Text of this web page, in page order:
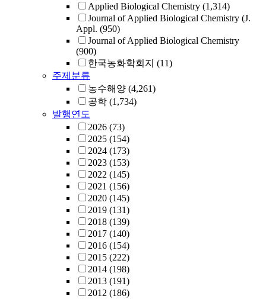
Applied Biological Chemistry (1,314)
Journal of Applied Biological Chemistry (J.
Appl. (950)
Journal of Applied Biological Chemistry
(900)
한국농화학회지 (11)
주제분류
농수해양 (4,261)
공학 (1,734)
발행연도
2026 (73)
2025 (154)
2024 (173)
2023 (153)
2022 (145)
2021 (156)
2020 (145)
2019 (131)
2018 (139)
2017 (140)
2016 (154)
2015 (222)
2014 (198)
2013 (191)
2012 (186)